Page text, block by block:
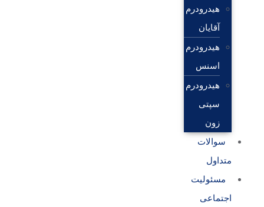
هیدرودرم
آقایان
هیدرودرم
اسنس
هیدرودرم
سپتی
زون
سوالات
متداول
مسئولیت
اجتماعی